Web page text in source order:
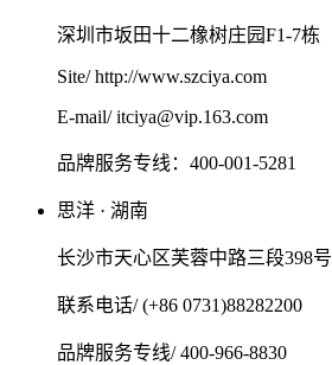
深圳市坂田十二橡树庄园F1-7栋
Site/ http://www.szciya.com
E-mail/ itciya@vip.163.com
品牌服务专线：400-001-5281
思洋 · 湖南
长沙市天心区芙蓉中路三段398
联系电话/ (+86 0731)88282200
品牌服务专线/ 400-966-8830